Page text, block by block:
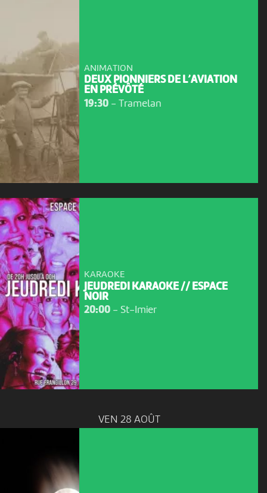
ANIMATION
DEUX PIONNIERS DE L’AVIATION
EN PRÉVÔTÉ
19:30- Tramelan
KARAOKE
JEUDREDI KARAOKE // ESPACE
NOIR
20:00- St-Imier
VEN 28 AOÛT